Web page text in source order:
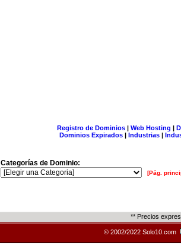
Registro de Dominios| Web Hosting |
Dominios Expirados | Industrias |
Categorías de Dominio:
[Pág.
** Precios
© 2002/2022 Solo10.com